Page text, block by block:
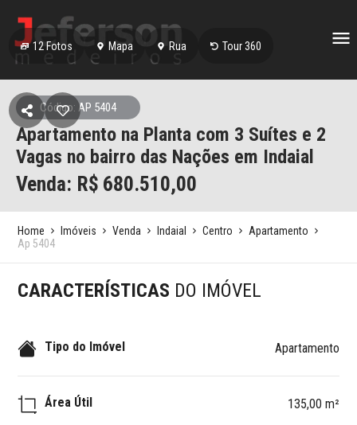
12 Fotos Mapa Rua Tour 360
Código: AP 5404
Apartamento na Planta com 3 Suítes e 2
Vagas no bairro das Nações em Indaial
Venda: R$ 680.510,00
Home Imóveis Venda Indaial Centro
Apartamento
Ap 5404
CARACTERÍSTICAS DO IMÓVEL
Tipo do Imóvel Apartamento
Área Útil 135,00 m²